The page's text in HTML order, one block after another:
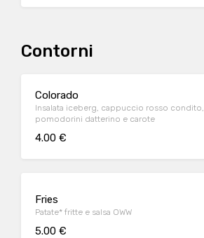
Contorni
Colorado
Insalata iceberg, cappuccio rosso condito,
pomodorini datterino e carote
4.00 €
Fries
Patate* fritte e salsa OWW
5.00 €